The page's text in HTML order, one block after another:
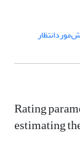
Rating
estimating